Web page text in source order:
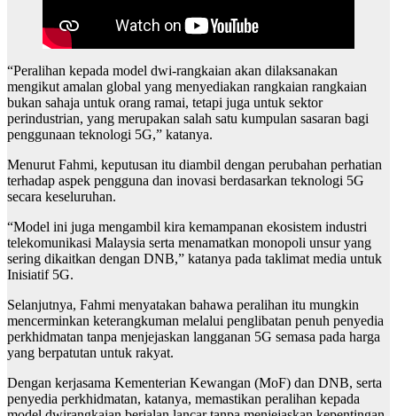
“Peralihan kepada model dwi-rangkaian akan dilaksanakan
mengikut amalan global yang menyediakan rangkaian rangkaian
bukan sahaja untuk orang ramai, tetapi juga untuk sektor
perindustrian, yang merupakan salah satu kumpulan sasaran bagi
penggunaan teknologi 5G,” katanya.
Menurut Fahmi, keputusan itu diambil dengan perubahan perhatian
terhadap aspek pengguna dan inovasi berdasarkan teknologi 5G
secara keseluruhan.
“Model ini juga mengambil kira kemampanan ekosistem industri
telekomunikasi Malaysia serta menamatkan monopoli unsur yang
sering dikaitkan dengan DNB,” katanya pada taklimat media untuk
Inisiatif 5G.
Selanjutnya, Fahmi menyatakan bahawa peralihan itu mungkin
mencerminkan keterangkuman melalui penglibatan penuh penyedia
perkhidmatan tanpa menjejaskan langganan 5G semasa pada harga
yang berpatutan untuk rakyat.
Dengan kerjasama Kementerian Kewangan (MoF) dan DNB, serta
penyedia perkhidmatan, katanya, memastikan peralihan kepada